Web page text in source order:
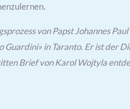
von Papst Johannes
Guardini» in Taranto. Er ist der
Brief von Karol Wojtyla